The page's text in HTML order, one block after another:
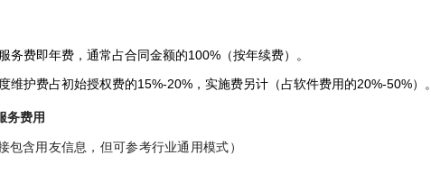
服务费即年费，通常占合同金额的100%（按年续费）。
度维护费占初始授权费的15%-20%，实施费另计（占软件费用的20%-50%）。
务费用
包含用友信息，但可参考行业通用模式）